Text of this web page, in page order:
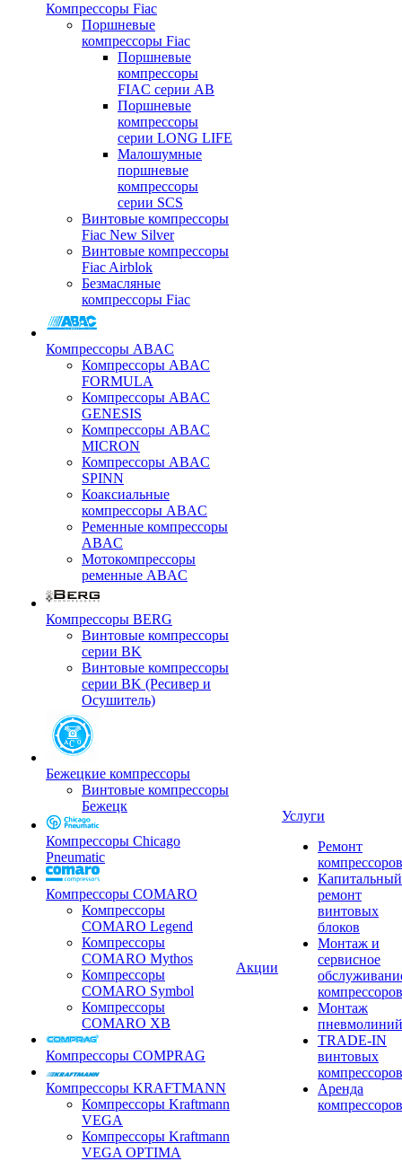
Компрессоры Fiac
Поршневые
компрессоры Fiac
Поршневые
компрессоры
FIAC серии AB
Поршневые
компрессоры
серии LONG LIFE
Малошумные
поршневые
компрессоры
серии SCS
Винтовые компрессоры
Fiac New Silver
Винтовые компрессоры
Fiac Airblok
Безмасляные
компрессоры Fiac
Компрессоры ABAC
Компрессоры ABAC
FORMULA
Компрессоры ABAC
GENESIS
Компрессоры ABAC
MICRON
Компрессоры ABAC
SPINN
Коаксиальные
компрессоры ABAC
Ременные компрессоры
ABAC
Мотокомпрессоры
ременные ABAC
Компрессоры BERG
Винтовые компрессоры
серии BK
Винтовые компрессоры
серии BK (Ресивер и
Осушитель)
Бежецкие компрессоры
Винтовые компрессоры
Бежецк
Компрессоры Chicago
Pneumatic
Компрессоры COMARO
Компрессоры
COMARO Legend
Компрессоры
COMARO Mythos
Компрессоры
COMARO Symbol
Компрессоры
COMARO XB
Компрессоры COMPRAG
Компрессоры KRAFTMANN
Компрессоры Kraftmann
VEGA
Компрессоры Kraftmann
VEGA OPTIMA
Акции
Услуги
Ремонт
компрессоров
Капитальный
ремонт
винтовых
блоков
Монтаж и
сервисное
компрессоров
Монтаж
пневмолиний
TRADE-IN
винтовых
компрессоров
Аренда
компрессоров